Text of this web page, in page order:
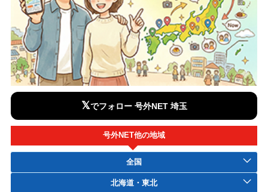
𝕏でフォロー 号外NET 埼玉
号外NET他の地域
全国
北海道・東北